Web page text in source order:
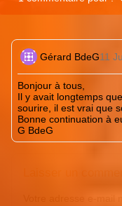
Gérard BdeG11
Bonjour à tous,
Il y avait longtemps
sourire, il est vrai que
Bonne continuation à
G BdeG